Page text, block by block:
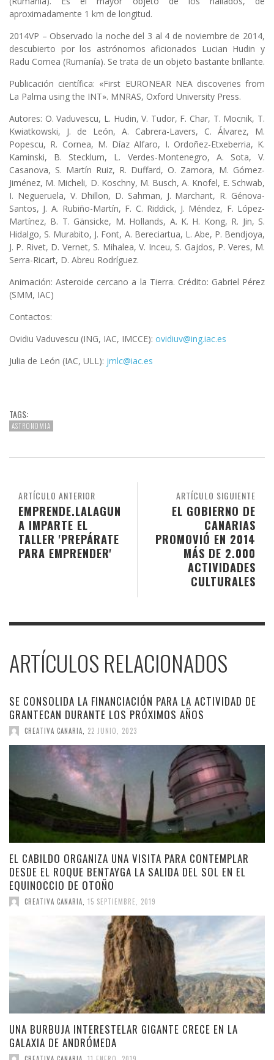
aproximadamente 1 km de longitud.
2014VP – Observado la noche del 3 al 4 de noviembre de 2014,
descubierto por los astrónomos aficionados Lucian Hudin y
Radu Cornea (Rumanía). Se trata de un objeto bastante brillante.
Publicación científica: «First EURONEAR NEA discoveries from
La Palma using the INT». MNRAS, Oxford University Press.
Autores: O. Vaduvescu, L. Hudin, V. Tudor, F. Char, T. Mocnik, T.
Kwiatkowski, J. de León, A. Cabrera-Lavers, C. Álvarez, M.
Popescu, R. Cornea, M. Díaz Alfaro, I. Ordoñez-Etxeberria, K.
Kaminski, B. Stecklum, L. Verdes-Montenegro, A. Sota, V.
Casanova, S. Martín Ruiz, R. Duffard, O. Zamora, M. Gómez-
Jiménez, M. Micheli, D. Koschny, M. Busch, A. Knofel, E. Schwab,
I. Negueruela, V. Dhillon, D. Sahman, J. Marchant, R. Génova-
Santos, J. A. Rubiño-Martín, F. C. Riddick, J. Méndez, F. López-
Martínez, B. T. Gänsicke, M. Hollands, A. K. H. Kong, R. Jin, S.
Hidalgo, S. Murabito, J. Font, A. Bereciartua, L. Abe, P. Bendjoya,
J. P. Rivet, D. Vernet, S. Mihalea, V. Inceu, S. Gajdos, P. Veres, M.
Serra-Ricart, D. Abreu Rodríguez.
Animación: Asteroide cercano a la Tierra. Crédito: Gabriel Pérez
(SMM, IAC)
Contactos:
Ovidiu Vaduvescu (ING, IAC, IMCCE): ovidiuv@ing.iac.es
Julia de León (IAC, ULL): jmlc@iac.es
TAGS:
ASTRONOMIA
ARTÍCULO SIGUIENTE
EL GOBIERNO DE
CANARIAS
PROMOVIÓ EN 2014
MÁS DE 2.000
ACTIVIDADES
CULTURALES
ARTÍCULO ANTERIOR
EMPRENDE.LALAGUN
A IMPARTE EL
TALLER 'PREPÁRATE
PARA EMPRENDER'
ARTÍCULOS RELACIONADOS
SE CONSOLIDA LA FINANCIACIÓN PARA LA ACTIVIDAD DE
GRANTECAN DURANTE LOS PRÓXIMOS AÑOS
CREATIVA CANARIA 22 JUNIO, 2023
EL CABILDO ORGANIZA UNA VISITA PARA CONTEMPLAR
DESDE EL ROQUE BENTAYGA LA SALIDA DEL SOL EN EL
EQUINOCCIO DE OTOÑO
CREATIVA CANARIA 15 SEPTIEMBRE, 2019
UNA BURBUJA INTERESTELAR GIGANTE CRECE EN LA
GALAXIA DE ANDRÓMEDA